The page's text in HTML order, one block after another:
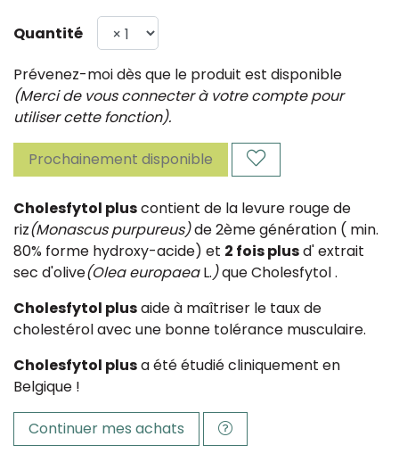
Quantité
Prévenez-moi dès que le produit est disponible
(Merci de vous connecter à votre compte pour
utiliser cette fonction).
Prochainement disponible
Cholesfytol pluscontient de la levure rouge de
riz(Monascus purpureus)de 2ème génération ( min.
80% forme hydroxy-acide) et 2 fois plusd' extrait
sec d'olive(Olea europaeaL.)que Cholesfytol .
Cholesfytol plusaide à maîtriser le taux de
cholestérol avec une bonne tolérance musculaire.
Cholesfytol plusa été étudié cliniquement en
Belgique !
Continuer mes achats